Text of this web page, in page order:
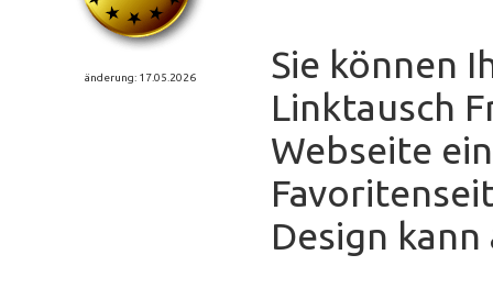
änderung: 17.05.2026
Sie können
Linktausch
Webseite
Design